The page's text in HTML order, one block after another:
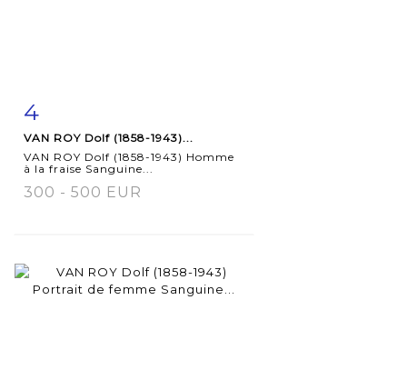
4
VAN ROY Dolf (1858-1943)...
VAN ROY Dolf (1858-1943) Homme
à la fraise Sanguine...
300 - 500 EUR